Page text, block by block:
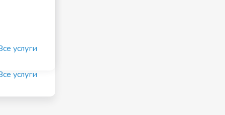
услуги
услуги